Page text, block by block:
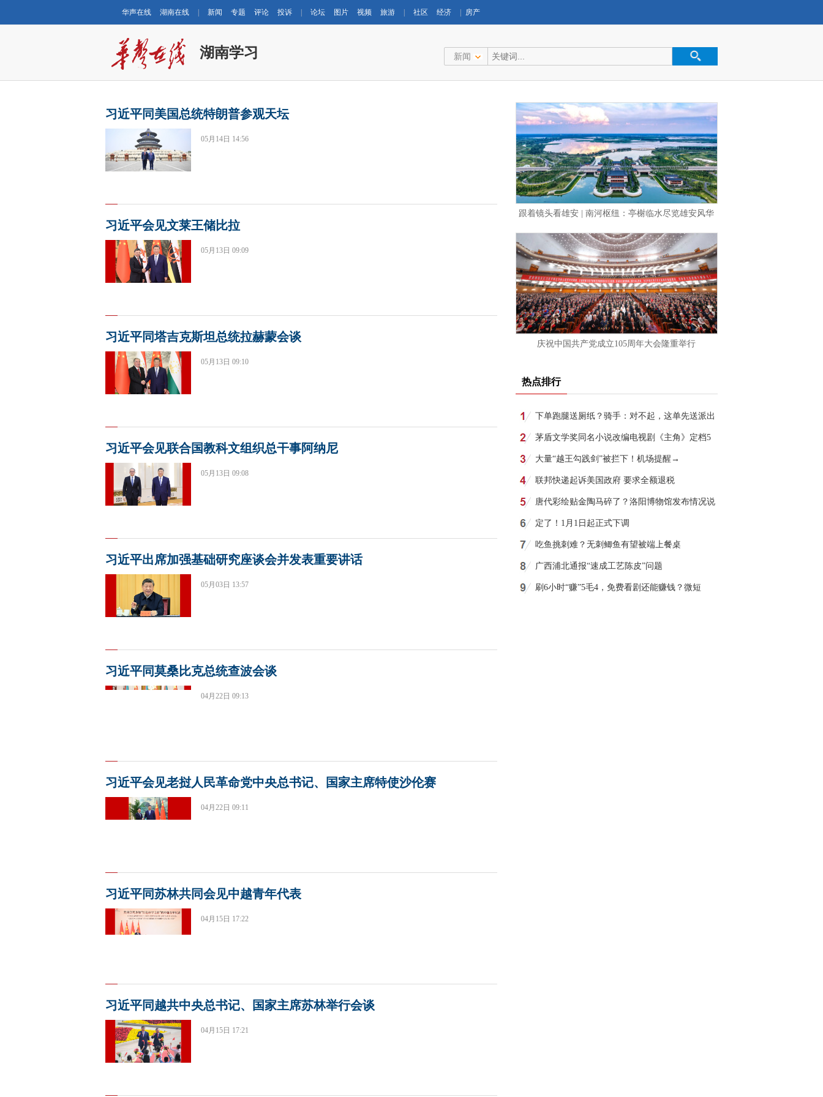
华声在线 湖南在线 新闻 专题 评论 投诉 论坛 图片 视频 旅游 社区 经济 房产
湖南学习 新闻
习近平同美国总统特朗普参观天坛
05月14日 14:56
习近平会见文莱王储比拉
05月13日 09:09
习近平同塔吉克斯坦总统拉赫蒙会谈
05月13日 09:10
习近平会见联合国教科文组织总干事阿纳尼
05月13日 09:08
习近平出席加强基础研究座谈会并发表重要讲话
05月03日 13:57
习近平同莫桑比克总统查波会谈
04月22日 09:13
习近平会见老挝人民革命党中央总书记、国家主席特使沙伦赛
04月22日 09:11
习近平同苏林共同会见中越青年代表
04月15日 17:22
习近平同越共中央总书记、国家主席苏林举行会谈
04月15日 17:21
跟着镜头看雄安 | 南河枢纽：亭榭临水尽览雄安风华
庆祝中国共产党成立105周年大会隆重举行
热点排行
下单跑腿送厕纸？骑手：对不起，这单先送派出
所
茅盾文学奖同名小说改编电视剧《主角》定档5
月10日
大量“越王勾践剑”被拦下！机场提醒→
联邦快递起诉美国政府 要求全额退税
唐代彩绘贴金陶马碎了？洛阳博物馆发布情况说
明
定了！1月1日起正式下调
吃鱼挑刺难？无刺鲫鱼有望被端上餐桌
广西浦北通报“速成工艺陈皮”问题
刷6小时“赚”5毛4，免费看剧还能赚钱？微短